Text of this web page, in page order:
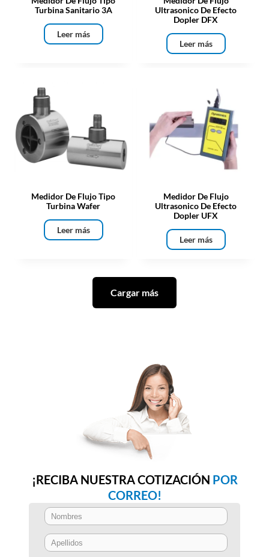
Turbina Sanitario 3A
Leer más
Ultrasonico De Efecto
Dopler DFX
Leer más
Medidor De Flujo Tipo
Turbina Wafer
Leer más
Medidor De Flujo
Ultrasonico De Efecto
Dopler UFX
Leer más
Cargar más
¡RECIBA NUESTRA COTIZACIÓN POR
CORREO!